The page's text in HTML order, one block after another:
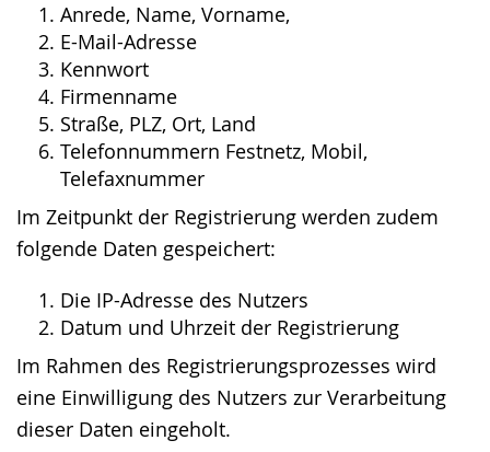
Anrede, Name, Vorname,
E-Mail-Adresse
Kennwort
Firmenname
Straße, PLZ, Ort, Land
Telefonnummern Festnetz, Mobil,
Telefaxnummer
Im Zeitpunkt der Registrierung werden zudem
folgende Daten gespeichert:
Die IP-Adresse des Nutzers
Datum und Uhrzeit der Registrierung
Im Rahmen des Registrierungsprozesses wird
eine Einwilligung des Nutzers zur Verarbeitung
dieser Daten eingeholt.